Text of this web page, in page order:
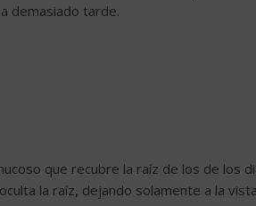
demasiado tarde.
que recubre la raíz de los de los
la raíz, dejando solamente a la